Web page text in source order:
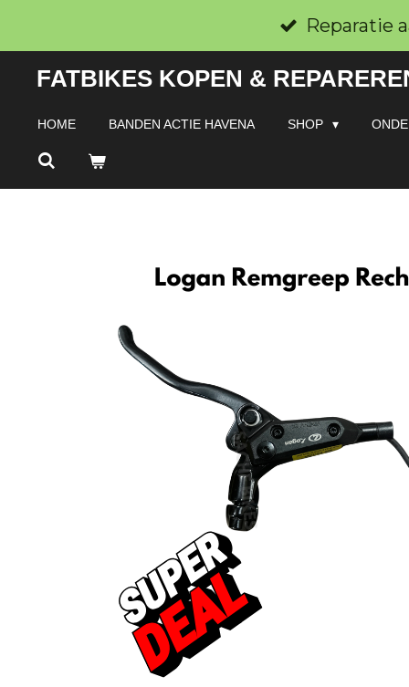
direct
naar
hoofdinhoud
Reparatie
FATBIKES KOPEN &
HOME BANDEN ACTIE HAVENA SHOP